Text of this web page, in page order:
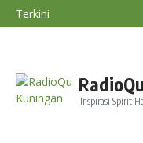
Lewati ke konten
Terkini
Inspirasi Spirit